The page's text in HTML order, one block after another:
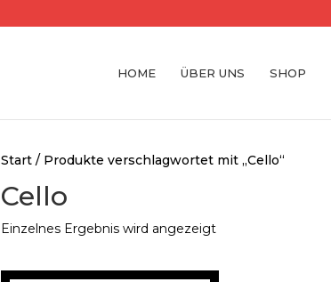
HOME ÜBER UNS SHOP
Start/ Produkte verschlagwortet mit „Cello“
Cello
Einzelnes Ergebnis wird angezeigt